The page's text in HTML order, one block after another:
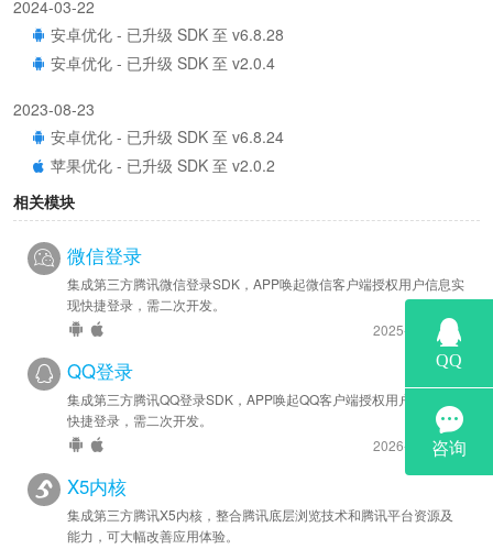
2024-03-22
安卓优化 - 已升级 SDK 至 v6.8.28
安卓优化 - 已升级 SDK 至 v2.0.4
2023-08-23
安卓优化 - 已升级 SDK 至 v6.8.24
苹果优化 - 已升级 SDK 至 v2.0.2
2023-02-27
安卓优化 - 已升级 SDK 至 v6.8.9
苹果优化 - 已升级 SDK 至 v2.0.0
2021-11-10
安卓优化 - 已升级 SDK 至 v6.8.0
相关模块
微信登录
集成第三方腾讯微信登录SDK，APP唤起微信客户端授权用户信息实
现快捷登录，需二次开发。
2025-8-14 更新
QQ登录
集成第三方腾讯QQ登录SDK，APP唤起QQ客户端授权用户信息实现
快捷登录，需二次开发。
2026-1-23 更新
X5内核
集成第三方腾讯X5内核，整合腾讯底层浏览技术和腾讯平台资源及
能力，可大幅改善应用体验。